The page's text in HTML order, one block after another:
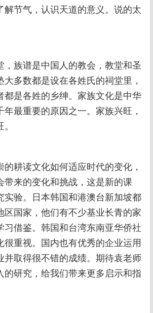
解节气，认识天道的意义。说的太
，族谱是中国人的教会，教堂和圣
多数都是设在各姓氏的祠堂里，
都是各姓的乡绅。家族文化是中华
最重要的原因之一。家族兴旺，
耕读文化如何适应时代的变化，
带来的变化和挑战，这是新的课
实验。日本韩国和港澳台新加坡都
区国家，他们有不少基业长青的家
习借鉴。韩国和台湾东南亚华侨社
很重视。国内也有优秀的企业运用
并取得很不错的成绩。期待袁老师
的研究，给我们带来更多启示和指